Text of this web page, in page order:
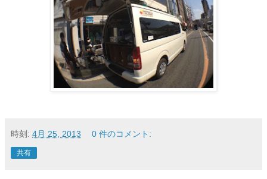
時刻: 4月 25, 2013 0 件のコメント:
共有